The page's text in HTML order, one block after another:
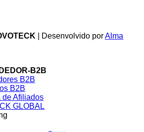
| Desenvolvido porAlma
B2B
B2B
B2B
de Afiliados
GLOBAL